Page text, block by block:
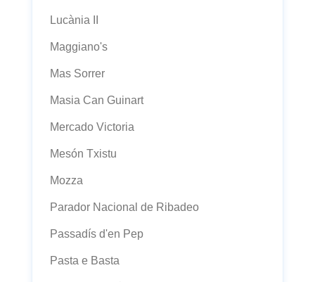
Lucània II
Maggiano's
Mas Sorrer
Masia Can Guinart
Mercado Victoria
Mesón Txistu
Mozza
Parador Nacional de Ribadeo
Passadís d'en Pep
Pasta e Basta